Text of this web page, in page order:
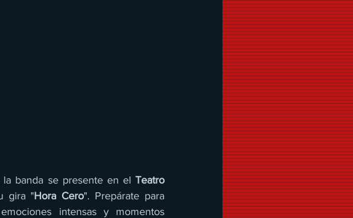
la banda se presente en el Teatro
gira "Hora Cero". Prepárate para
intensas y momentos